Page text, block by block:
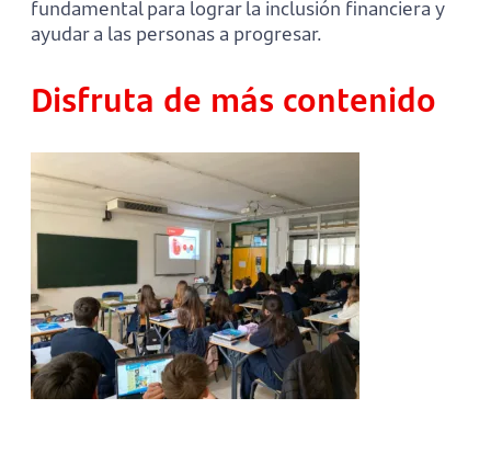
fundamental para lograr la inclusión financiera y
ayudar a las personas a progresar.
Disfruta de más contenido